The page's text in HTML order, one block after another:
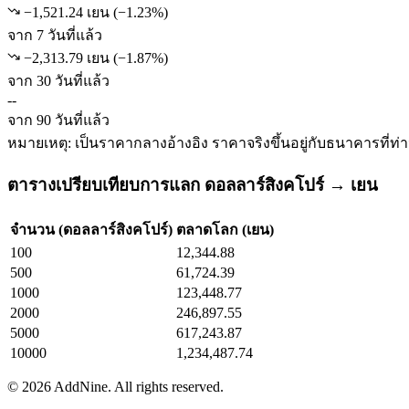
−1,521.24 เยน (−1.23%)
จาก 7 วันที่แล้ว
−2,313.79 เยน (−1.87%)
จาก 30 วันที่แล้ว
--
จาก 90 วันที่แล้ว
หมายเหตุ: เป็นราคากลางอ้างอิง ราคาจริงขึ้นอยู่กับธนาคารที่ท่
ตารางเปรียบเทียบการแลก ดอลลาร์สิงคโปร์ → เยน
จำนวน (ดอลลาร์สิงคโปร์) ตลาดโลก (เยน)
100
12,344.88
500
61,724.39
1000
123,448.77
2000
246,897.55
5000
617,243.87
10000
1,234,487.74
© 2026 AddNine. All rights reserved.